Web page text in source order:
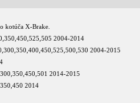
kotúča X-Brake.
2004-2014
2004-2015
2014-2015
2014